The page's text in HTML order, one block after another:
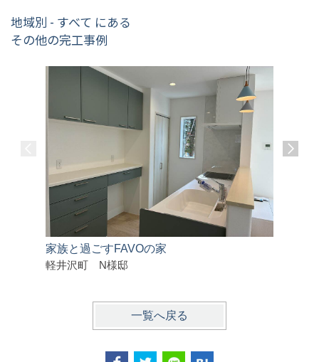
地域別 - すべて にある
その他の完工事例
家族と過ごすFAVOの家
軽井沢町 N様邸
一覧へ戻る